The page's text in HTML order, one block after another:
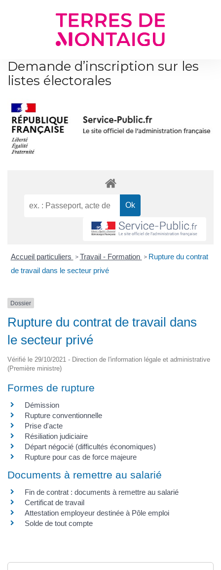
Demande d’inscription sur les
listes électorales
Accueil particuliers > Travail - Formation > Rupture du contrat
de travail dans le secteur privé
Dossier
Rupture du contrat de travail dans
le secteur privé
Vérifié le 29/10/2021 - Direction de l'information légale et administrative
(Première ministre)
Formes de rupture
Démission
Rupture conventionnelle
Prise d'acte
Résiliation judiciaire
Départ négocié (difficultés économiques)
Rupture pour cas de force majeure
Documents à remettre au salarié
Fin de contrat : documents à remettre au salarié
Certificat de travail
Attestation employeur destinée à Pôle emploi
Solde de tout compte